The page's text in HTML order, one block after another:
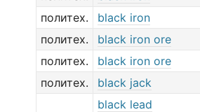
политех.
black iron
политех.
black iron ore
политех.
black iron ore
политех.
black jack
black lead